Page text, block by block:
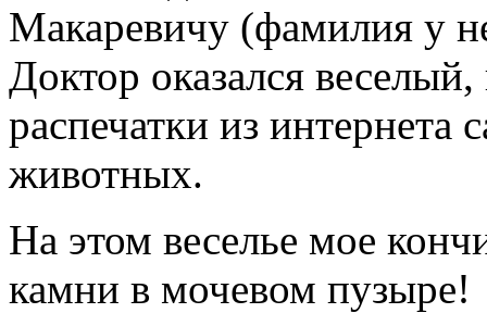
Макаревичу (фамилия у
Доктор оказался
распечатки из интернета
животных.
На этом веселье мое
камни в мочевом пузыре!